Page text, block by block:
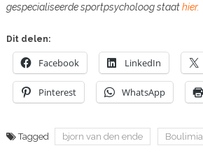
gespecialiseerde sportpsycholoog staathier.
Dit delen:
Facebook LinkedIn
Pinterest WhatsApp
Tagged bjorn van den ende Boulimia